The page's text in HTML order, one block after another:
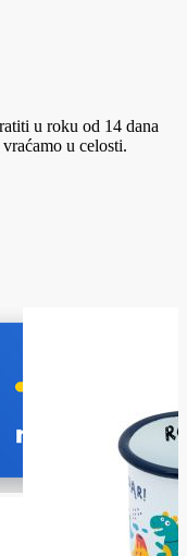
u roku od 14 dana
u celosti.